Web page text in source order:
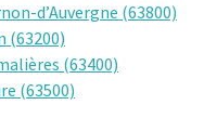
d’Auvergne (63800)
(63200)
(63400)
(63500)